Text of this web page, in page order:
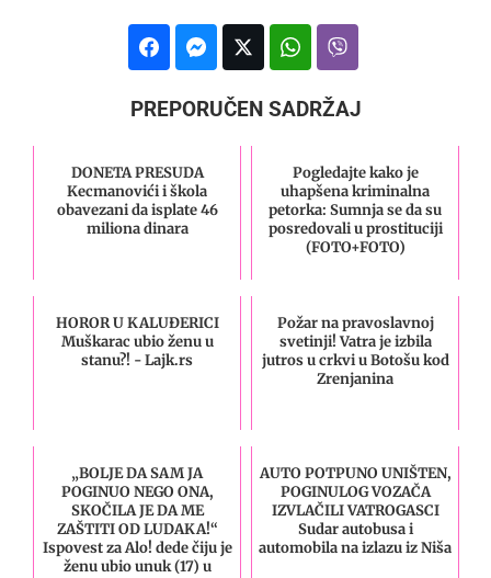
PREPORUČEN SADRŽAJ
DONETA PRESUDA
Kecmanovići i škola
obavezani da isplate 46
miliona dinara
Pogledajte kako je
uhapšena kriminalna
petorka: Sumnja se da su
posredovali u prostituciji
(FOTO+FOTO)
HOROR U KALUĐERICI
Muškarac ubio ženu u
stanu?! - Lajk.rs
Požar na pravoslavnoj
svetinji! Vatra je izbila
jutros u crkvi u Botošu kod
Zrenjanina
„BOLJE DA SAM JA
POGINUO NEGO ONA,
SKOČILA JE DA ME
ZAŠTITI OD LUDAKA!“
Ispovest za Alo! dede čiju je
ženu ubio unuk (17) u
AUTO POTPUNO UNIŠTEN,
POGINULOG VOZAČA
IZVLAČILI VATROGASCI
Sudar autobusa i
automobila na izlazu iz Niša